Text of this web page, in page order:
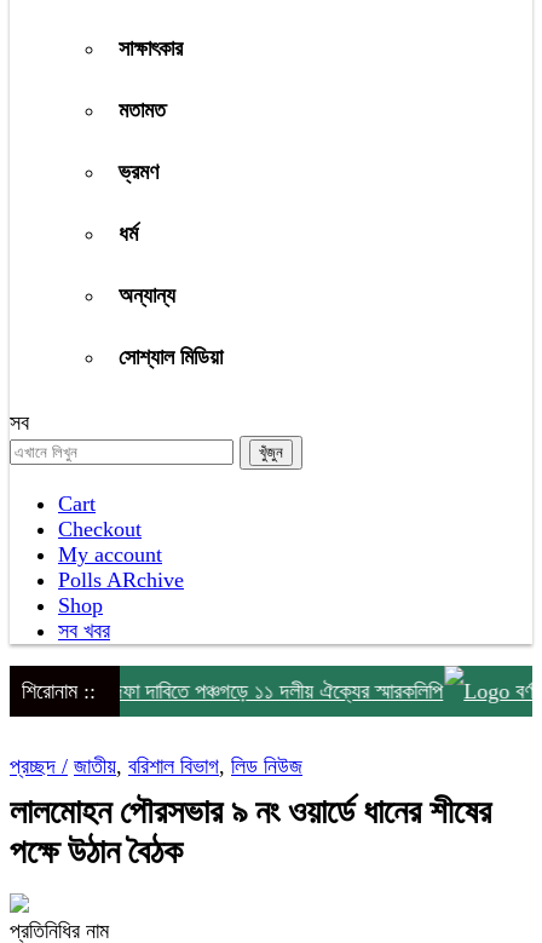
সাক্ষাৎকার
মতামত
ভ্রমণ
ধর্ম
অন্যান্য
সোশ্যাল মিডিয়া
সব
Cart
Checkout
My account
Polls ARchive
Shop
সব খবর
শিরোনাম ::
১০ দফা দাবিতে পঞ্চগড়ে ১১ দলীয় ঐক্যের স্মারকলিপি বর্ণাঢ্য
প্রচ্ছদ / জাতীয়, বরিশাল বিভাগ, লিড নিউজ
লালমোহন পৌরসভার ৯ নং ওয়ার্ডে ধানের শীষের
পক্ষে উঠান বৈঠক
প্রতিনিধির নাম